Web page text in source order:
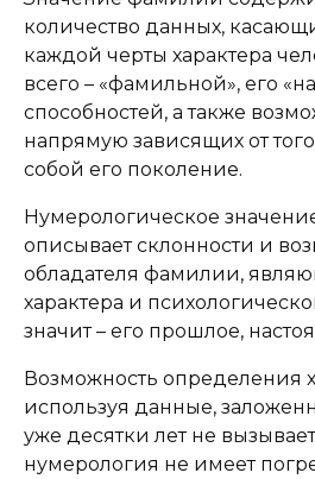
количество данных,
каждой черты характера
всего – «фамильной», его
способностей, а также
напрямую зависящих от
собой его поколение.
Нумерологическое
описывает склонности и
обладателя фамилии,
характера и
значит – его прошлое,
Возможность определения
используя данные,
уже десятки лет не
нумерология не имеет